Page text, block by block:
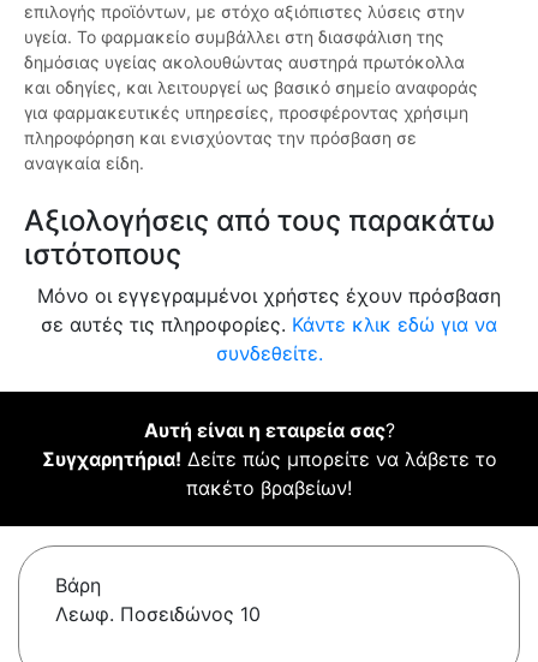
επιλογής προϊόντων, με στόχο αξιόπιστες λύσεις στην
υγεία. Το φαρμακείο συμβάλλει στη διασφάλιση της
δημόσιας υγείας ακολουθώντας αυστηρά πρωτόκολλα
και οδηγίες, και λειτουργεί ως βασικό σημείο αναφοράς
για φαρμακευτικές υπηρεσίες, προσφέροντας χρήσιμη
πληροφόρηση και ενισχύοντας την πρόσβαση σε
αναγκαία είδη.
Αξιολογήσεις από τους παρακάτω
ιστότοπους
Μόνο οι εγγεγραμμένοι χρήστες έχουν πρόσβαση
σε αυτές τις πληροφορίες. Κάντε κλικ εδώ για να
συνδεθείτε.
Αυτή είναι η εταιρεία σας?
Συγχαρητήρια! Δείτε πώς μπορείτε να λάβετε το
πακέτο βραβείων!
Βάρη
Λεωφ. Ποσειδώνος 10